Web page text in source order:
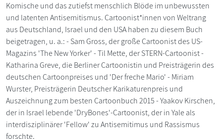
Komische und das zutiefst menschlich Blöde im unbewussten
und latenten Antisemitismus. Cartoonist*innen von Weltrang
aus Deutschland, Israel und den USA haben zu diesem Buch
beigetragen, u. a.: - Sam Gross, der große Cartoonist des US-
Magazins 'The New Yorker' - Til Mette, der STERN-Cartoonist -
Katharina Greve, die Berliner Cartoonistin und Preisträgerin des
deutschen Cartoonpreises und 'Der freche Mario' - Miriam
Wurster, Preisträgerin Deutscher Karikaturenpreis und
Auszeichnung zum besten Cartoonbuch 2015 - Yaakov Kirschen,
der in Israel lebende 'DryBones'-Cartoonist, der in Yale als
interdisziplinärer 'Fellow' zu Antisemitimus und Rassismus
forschte.